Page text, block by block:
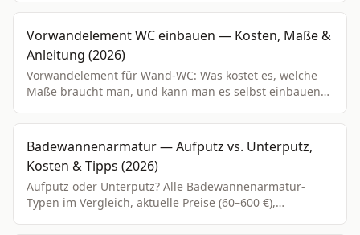
Vorwandelement WC einbauen — Kosten, Maße &
Anleitung (2026)
Vorwandelement für Wand-WC: Was kostet es, welche
Maße braucht man, und kann man es selbst einbauen?
Schritt Anleitung.
Badewannenarmatur — Aufputz vs. Unterputz,
Kosten & Tipps (2026)
Aufputz oder Unterputz? Alle Badewannenarmatur-
Typen im Vergleich, aktuelle Preise (60–600 €),